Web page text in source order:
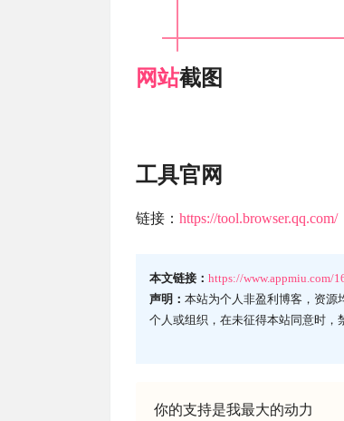
网站截图
工具官网
链接： https://tool.browser.qq.com/
本文链接： https://www.appmiu.com/
声明： 本站为个人非盈利博客，资源
个人或组织，在未征得本站同意时
你的支持是我最大的动力